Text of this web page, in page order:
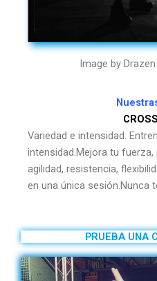
Image by
Variedad e intensidad.
intensidad.Mejora tu fuerza,
agilidad, resistencia,
en una única sesión.Nunca
PRUEBA UNA